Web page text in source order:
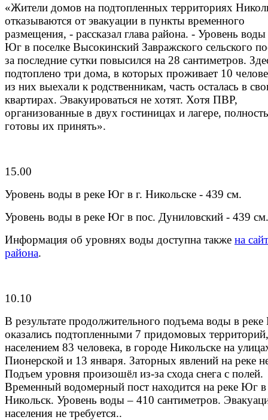
«Жители домов на подтопленных территориях
отказываются от эвакуации в пункты временного
размещения, - рассказал глава района. - Уровень воды
Юг в поселке Высокинский Завражского сельского
за последние сутки повысился на 28 сантиметров.
подтоплено три дома, в которых проживает 10
из них выехали к родственникам, часть осталась в
квартирах. Эвакуироваться не хотят. Хотя ПВР,
организованные в двух гостиницах и лагере,
готовы их принять».
15.00
Уровень воды в реке Юг в г. Никольске - 439 см.
Уровень воды в реке Юг в пос. Дуниловский - 439 см.
Информация об уровнях воды доступна также на
района.
10.10
В результате продолжительного подъема воды в
оказались подтопленными 7 придомовых
населением 83 человека, в городе Никольске на
Пионерской и 13 января. Заторных явлений на реке
Подъем уровня произошёл из-за схода снега с полей.
Временный водомерный пост находится на реке Юг в
Никольск. Уровень воды – 410 сантиметров.
населения не требуется..